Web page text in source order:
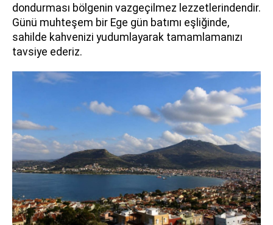
dondurması bölgenin vazgeçilmez lezzetlerindendir.
Günü muhteşem bir Ege gün batımı eşliğinde,
sahilde kahvenizi yudumlayarak tamamlamanızı
tavsiye ederiz.